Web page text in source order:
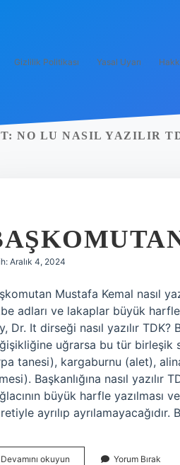
Gizlilik Politikası Yasal Uyarı
NO LU NASIL YAZILIR
Aralık 4, 2024
Mustafa Kemal nasıl
adları ve lakaplar büyük
Dr. It dirseği nasıl yazılır
uğrarsa bu tür birleşik
tanesi), kargaburnu (alet),
Başkanlığına nasıl
büyük harfle yazılması
ayrılıp ayrılamayacağıdır.
Devamını okuyun BaşkomutanYorum Bırak